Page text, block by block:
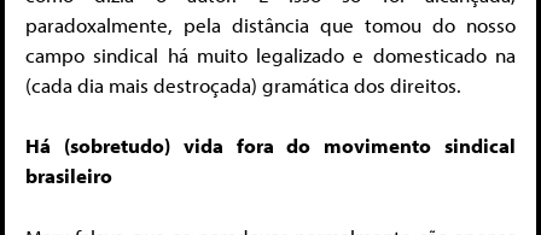
paradoxalmente, pela distância que tomou do nosso
campo sindical há muito legalizado e domesticado na
(cada dia mais destroçada) gramática dos direitos.
Há (sobretudo) vida fora do movimento sindical
brasileiro